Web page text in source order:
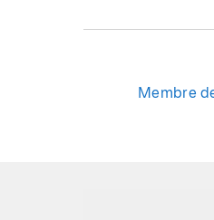
Membre